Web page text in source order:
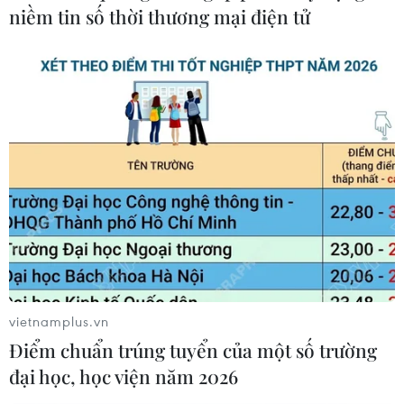
cao phải tương xứng với chất lượng
10/08/2026 04:36
Tuyển sinh đại học 2026: Tốp 15
ngành học có điểm chuẩn cao nhất
Sắp xếp lại mạng lưới trường học:
Tinh gọn bộ máy, nâng cao chất
lượng giáo dục
10/08/2026 03:40
Lớp học “0 đồng” lan tỏa tri thức
niềm tin số thời thương mại điện tử
vietnamplus.vn
Điểm chuẩn trúng tuyển của một số trường
đại học, học viện năm 2026